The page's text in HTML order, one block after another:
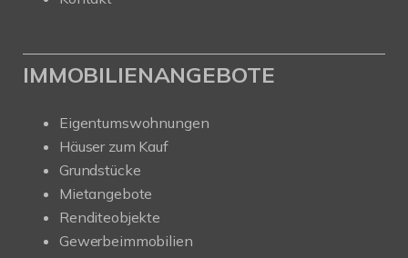
IMMOBILIENANGEBOTE
Eigentumswohnungen
Häuser zum Kauf
Grundstücke
Mietangebote
Renditeobjekte
Gewerbeimmobilien